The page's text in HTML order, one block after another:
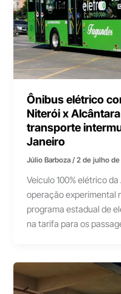
Ônibus elétrico
Niterói x
transporte
Janeiro
Júlio Barboza/2 de julho
Veículo 100% elétrico
operação experimental
programa estadual de
na tarifa para os